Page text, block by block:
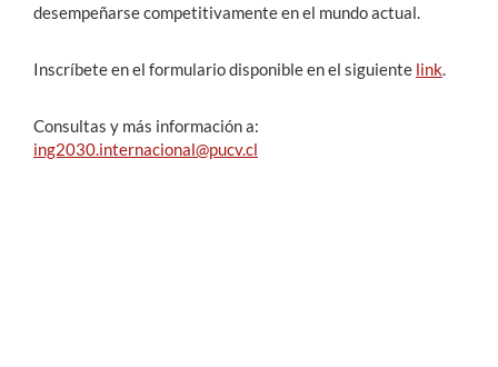
desempeñarse competitivamente en el mundo actual.
Inscríbete en el formulario disponible en el siguiente link.
Consultas y más información a:
ing2030.internacional@pucv.cl